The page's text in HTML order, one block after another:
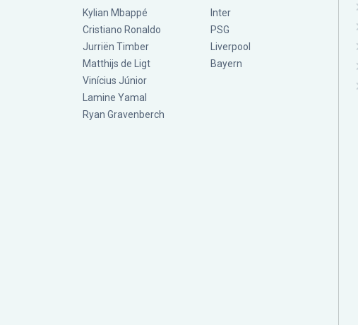
Kylian Mbappé
Cristiano Ronaldo
Jurriën Timber
Matthijs de Ligt
Vinícius Júnior
Lamine Yamal
Ryan Gravenberch
Inter
PSG
Liverpool
Bayern